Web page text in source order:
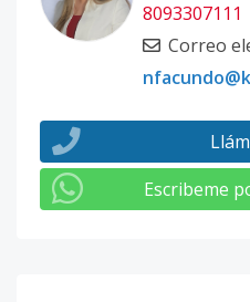
8093307111
Correo
Escribeme